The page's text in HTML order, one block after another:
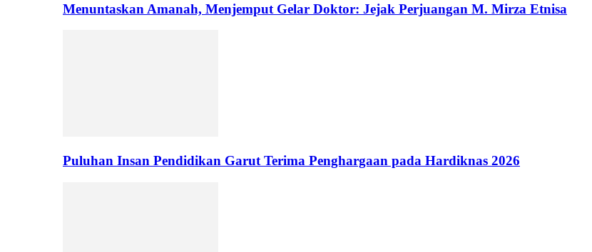
Menuntaskan Amanah, Menjemput Gelar Doktor: Jejak Perjuangan M. Mirza Etnisa
Puluhan Insan Pendidikan Garut Terima Penghargaan pada Hardiknas 2026